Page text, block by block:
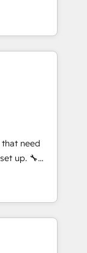
em
rotinas
Somos
Latina e
da
technically
contribute
incredible
website,
need
up. 🔧
weeks, not
optimization